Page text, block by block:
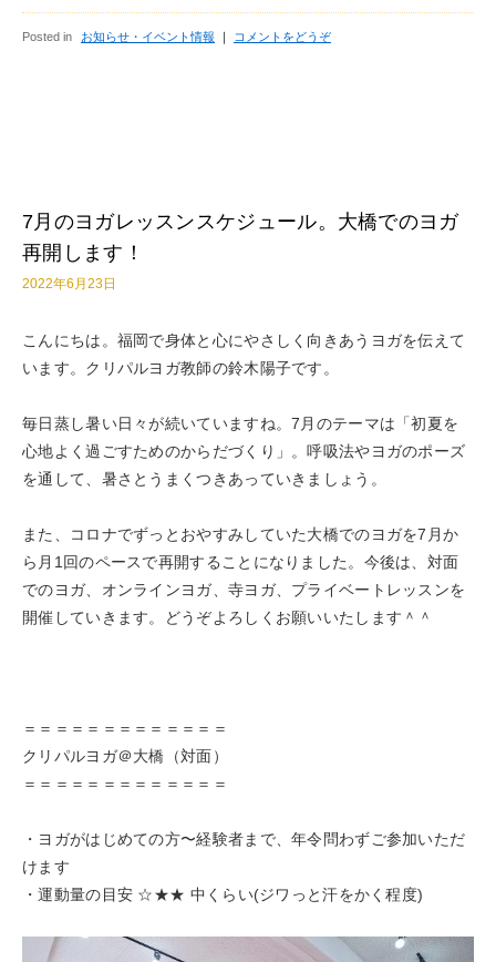
Posted in お知らせ・イベント情報 コメントをどうぞ
7月のヨガレッスンスケジュール。大橋でのヨガ
再開します！
2022年6月23日
こんにちは。福岡で身体と心にやさしく向きあうヨガを伝えて
います。クリパルヨガ教師の鈴木陽子です。
毎日蒸し暑い日々が続いていますね。7月のテーマは「初夏を
心地よく過ごすためのからだづくり」。呼吸法やヨガのポーズ
を通して、暑さとうまくつきあっていきましょう。
また、コロナでずっとおやすみしていた大橋でのヨガを7月か
ら月1回のペースで再開することになりました。今後は、対面
でのヨガ、オンラインヨガ、寺ヨガ、プライベートレッスンを
開催していきます。どうぞよろしくお願いいたします＾＾
＝＝＝＝＝＝＝＝＝＝＝＝＝
クリパルヨガ＠大橋（対面）
＝＝＝＝＝＝＝＝＝＝＝＝＝
・ヨガがはじめての方〜経験者まで、年令問わずご参加いただ
けます
・運動量の目安 ☆★★ 中くらい(ジワっと汗をかく程度)